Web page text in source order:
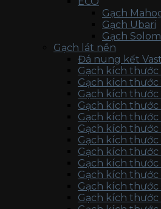
Gạch
Gạch Ubari
Gạch
Gạch lát nền
Đá nung kết
Gạch kích thước
Gạch kích thước
Gạch kích thước
Gạch kích thước
Gạch kích thước
Gạch kích thước
Gạch kích thước
Gạch kích thước
Gạch kích thước
Gạch kích thước
Gạch kích thước
Gạch kích thước